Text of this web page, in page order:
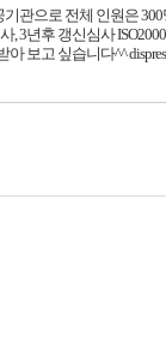
관으로 전체 인원은
, 3년후 갱신심사
보고 싶습니다^^